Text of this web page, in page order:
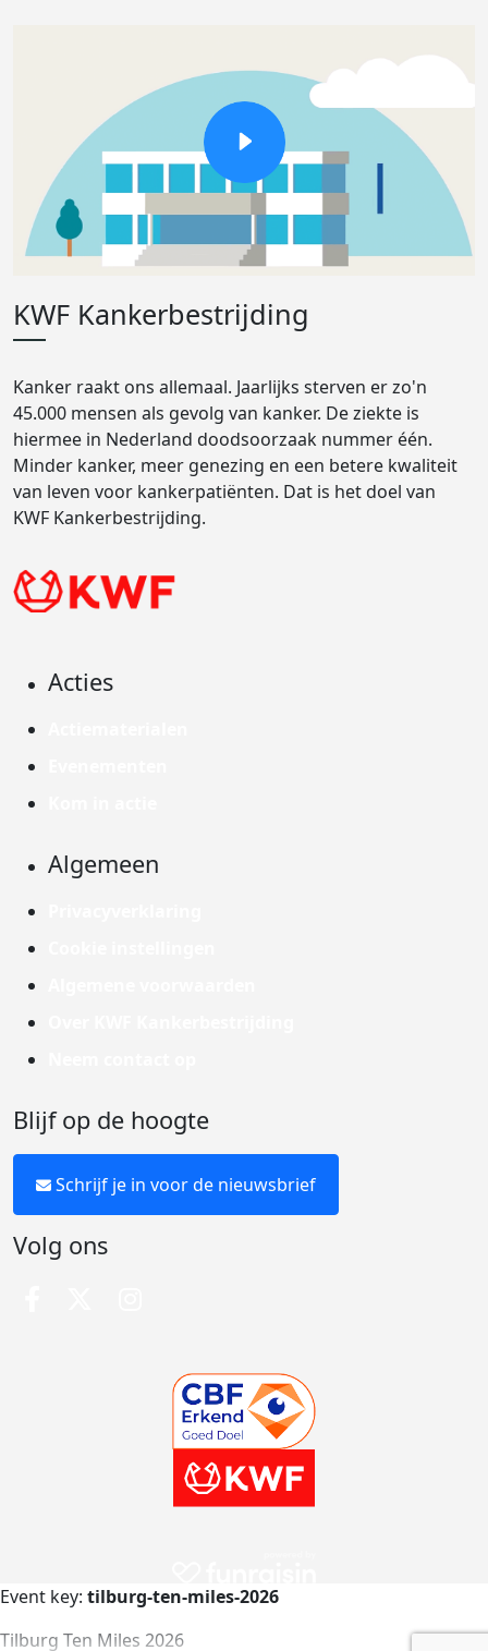
KWF Kankerbestrijding
Kanker raakt ons allemaal. Jaarlijks sterven er zo'n
45.000 mensen als gevolg van kanker. De ziekte is
hiermee in Nederland doodsoorzaak nummer één.
Minder kanker, meer genezing en een betere kwaliteit
van leven voor kankerpatiënten. Dat is het doel van
KWF Kankerbestrijding.
Acties
Algemeen
Blijf op de hoogte
Schrijf je in voor de nieuwsbrief
Volg ons
Event key: tilburg-ten-miles-2026
Tilburg Ten Miles 2026